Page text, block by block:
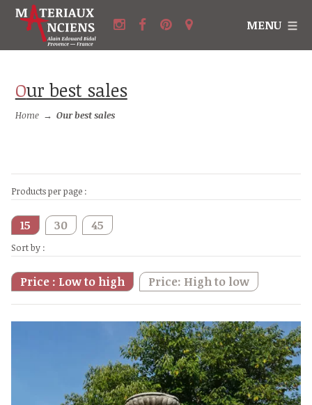
MENU
Our best sales
Home → Our best sales
Products per page :
15 30 45
Sort by :
Price : Low to high Price: High to low